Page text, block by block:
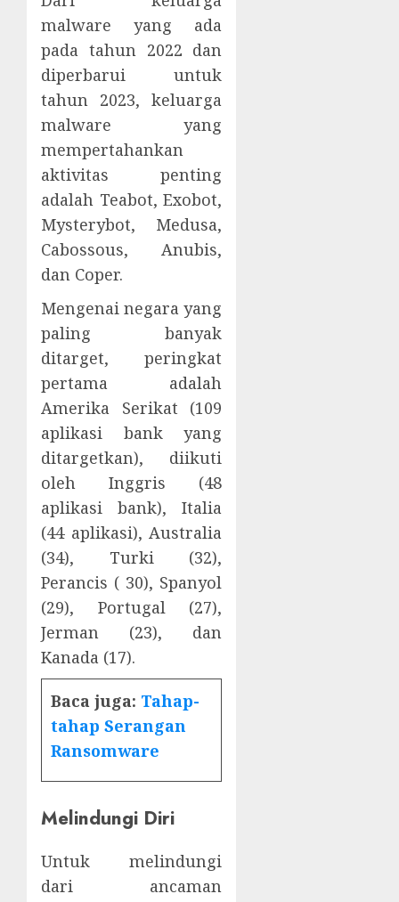
malware yang ada
pada tahun 2022 dan
diperbarui untuk
tahun 2023, keluarga
malware yang
mempertahankan
aktivitas penting
adalah Teabot, Exobot,
Mysterybot, Medusa,
Cabossous, Anubis,
dan Coper.
Mengenai negara yang
paling banyak
ditarget, peringkat
pertama adalah
Amerika Serikat (109
aplikasi bank yang
ditargetkan), diikuti
oleh Inggris (48
aplikasi bank), Italia
(44 aplikasi), Australia
(34), Turki (32),
Perancis ( 30), Spanyol
(29), Portugal (27),
Jerman (23), dan
Kanada (17).
Baca juga: Tahap-
tahap Serangan
Ransomware
Melindungi Diri
Untuk melindungi
dari ancaman